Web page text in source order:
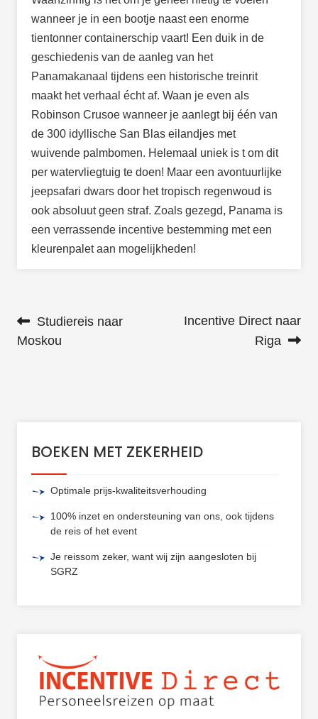
wanneer je in een bootje naast een enorme
tientonner containerschip vaart! Een duik in de
geschiedenis van de aanleg van het
Panamakanaal tijdens een historische treinrit
maakt het verhaal écht af. Waan je even als
Robinson Crusoe wanneer je aanlegt bij één van
de 300 idyllische San Blas eilandjes met
wuivende palmbomen. Helemaal uniek is t om dit
per watervliegtuig te doen! Maar een avontuurlijke
jeepsafari dwars door het tropisch regenwoud is
ook absoluut geen straf. Zoals gezegd, Panama is
een verrassende incentive bestemming met een
kleurenpalet aan mogelijkheden!
BERICHT NAVIGATIE
Studiereis naar
Moskou
Incentive Direct naar
Riga
BOEKEN MET ZEKERHEID
Optimale prijs-kwaliteitsverhouding
100% inzet en ondersteuning van ons, ook tijdens
de reis of het event
Je reissom zeker, want wij zijn aangesloten bij
SGRZ